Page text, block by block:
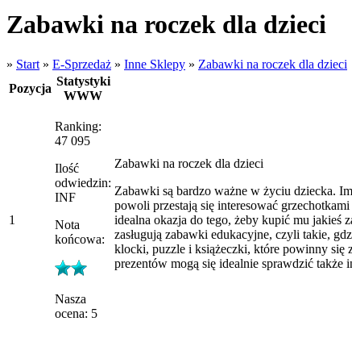
Zabawki na roczek dla dzieci
» Start » E-Sprzedaż » Inne Sklepy » Zabawki na roczek dla dzieci
Pozycja
Statystyki
WWW
1
Ranking:
47 095
Ilość
odwiedzin:
INF
Nota
końcowa:
Nasza
ocena: 5
Zabawki na roczek dla dzieci
Zabawki są bardzo ważne w życiu dziecka.
powoli przestają się interesować
idealna okazja do tego, żeby kupić mu jakieś
zasługują zabawki edukacyjne, czyli takie,
klocki, puzzle i książeczki, które powinny się
prezentów mogą się idealnie sprawdzić także